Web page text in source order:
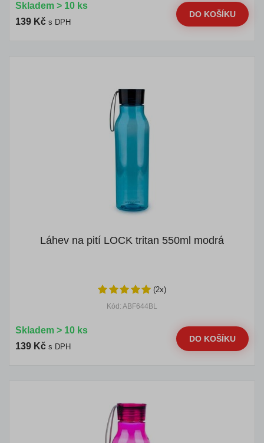
Skladem > 10 ks
139 Kč s DPH
DO KOŠÍKU
Láhev na pití LOCK tritan 550ml modrá
(2x)
Kód: ABF644BL
Skladem > 10 ks
139 Kč s DPH
DO KOŠÍKU